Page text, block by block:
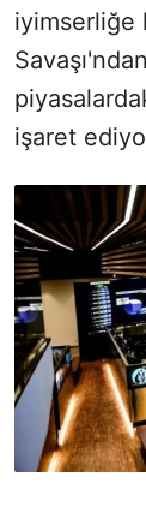
iyimserliğe
işaret